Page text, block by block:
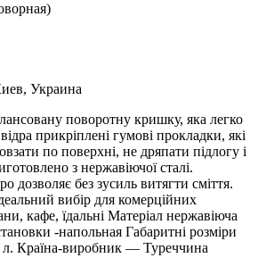
Украина
поворотну кришку, яка легко
прикріплені гумові прокладки, які
по поверхні, не дряпати підлогу і
з нержавіючої сталі.
дозволяє без зусиль витягти сміття.
вибір для комерційних
кафе, їдальні Матеріал нержавіюча
-напольная Габаритні розміри
Країна-виробник — Туреччина